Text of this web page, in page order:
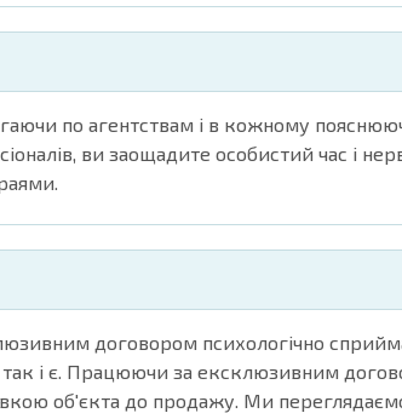
по агентствам і в кожному
ви заощадите особистий час і
договором психологічно
так і є. Працюючи за ексклюзивним
об'єкта до продажу. Ми